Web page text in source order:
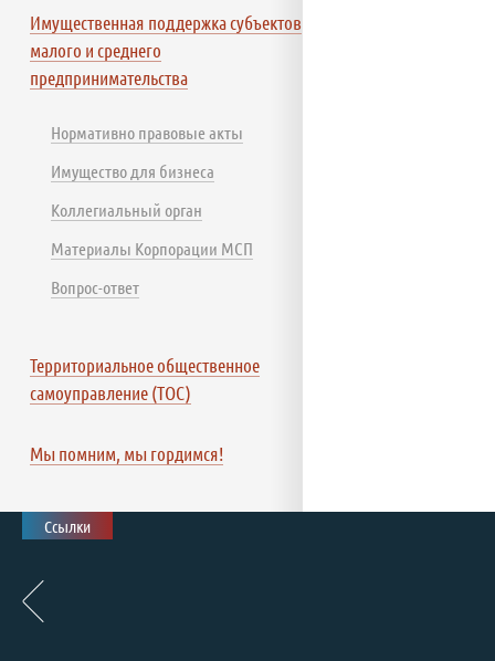
Имущественная поддержка субъектов
малого и среднего
предпринимательства
Нормативно правовые акты
Имущество для бизнеса
Коллегиальный орган
Материалы Корпорации МСП
Вопрос-ответ
Территориальное общественное
самоуправление (ТОС)
Мы помним, мы гордимся!
Ссылки